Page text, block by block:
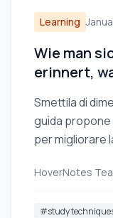
Learning
Wie man
erinnert,
Smettila di
guida
per migliorare
richiamo
HoverNotes
#study